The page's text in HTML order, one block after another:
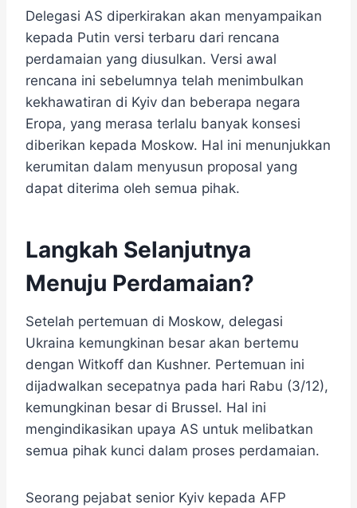
Delegasi AS diperkirakan akan menyampaikan
kepada Putin versi terbaru dari rencana
perdamaian yang diusulkan. Versi awal
rencana ini sebelumnya telah menimbulkan
kekhawatiran di Kyiv dan beberapa negara
Eropa, yang merasa terlalu banyak konsesi
diberikan kepada Moskow. Hal ini menunjukkan
kerumitan dalam menyusun proposal yang
dapat diterima oleh semua pihak.
Langkah Selanjutnya
Menuju Perdamaian?
Setelah pertemuan di Moskow, delegasi
Ukraina kemungkinan besar akan bertemu
dengan Witkoff dan Kushner. Pertemuan ini
dijadwalkan secepatnya pada hari Rabu (3/12),
kemungkinan besar di Brussel. Hal ini
mengindikasikan upaya AS untuk melibatkan
semua pihak kunci dalam proses perdamaian.
Seorang pejabat senior Kyiv kepada AFP